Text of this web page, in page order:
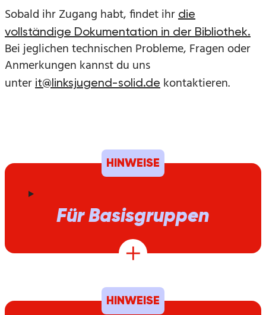
Sobald ihr Zugang habt, findet ihr die
vollständige Dokumentation in der Bibliothek.
Bei jeglichen technischen Probleme, Fragen oder
Anmerkungen kannst du uns
unter it@linksjugend-solid.de kontaktieren.
HINWEISE
Für Basisgruppen
HINWEISE